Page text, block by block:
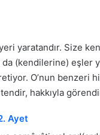
yaratandır. Size
(kendilerine) eşler
O’nun benzeri
hakkıyla
Ayet